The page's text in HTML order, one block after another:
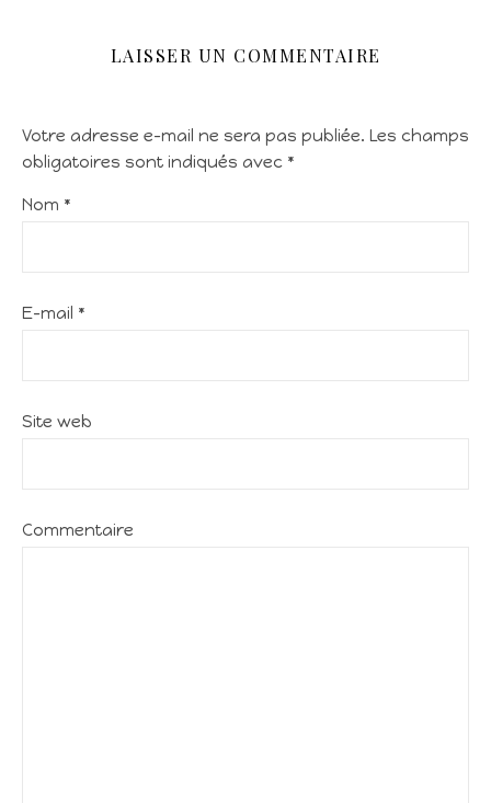
LAISSER UN COMMENTAIRE
Votre adresse e-mail ne sera pas publiée. Les champs
obligatoires sont indiqués avec *
Nom *
E-mail *
Site web
Commentaire